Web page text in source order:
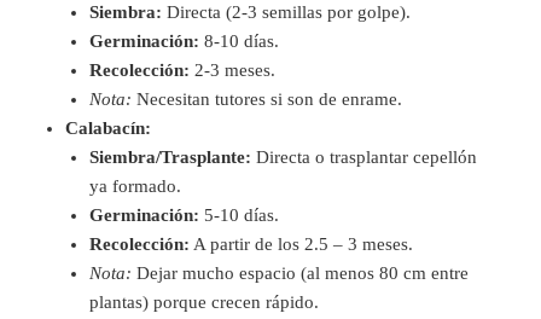
Siembra: Directa (2-3 semillas por golpe).
Germinación: 8-10 días.
Recolección: 2-3 meses.
Nota: Necesitan tutores si son de enrame.
Calabacín:
Siembra/Trasplante: Directa o trasplantar cepellón
ya formado.
Germinación: 5-10 días.
Recolección: A partir de los 2.5 – 3 meses.
Nota: Dejar mucho espacio (al menos 80 cm entre
plantas) porque crecen rápido.